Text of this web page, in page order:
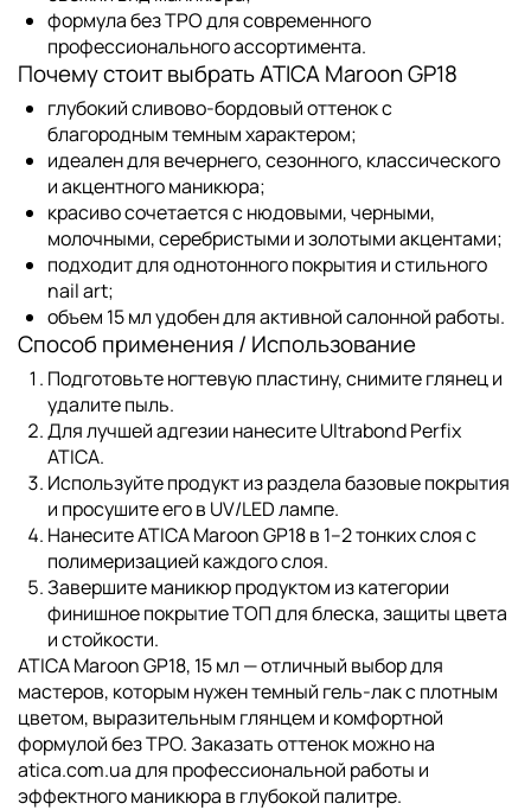
формула без TPO для современного
профессионального ассортимента.
Почему стоит выбрать ATICA Maroon GP18
глубокий сливово-бордовый оттенок с
благородным темным характером;
идеален для вечернего, сезонного, классического
и акцентного маникюра;
красиво сочетается с нюдовыми, черными,
молочными, серебристыми и золотыми акцентами;
подходит для однотонного покрытия и стильного
nail art;
объем 15 мл удобен для активной салонной работы.
Способ применения / Использование
Подготовьте ногтевую пластину, снимите глянец и
удалите пыль.
Для лучшей адгезии нанеситеUltrabond Perfix
ATICA.
Используйте продукт из разделабазовые покрытия
и просушите его в UV/LED лампе.
Нанесите ATICA Maroon GP18 в 1–2 тонких слоя с
полимеризацией каждого слоя.
Завершите маникюр продуктом из категории
финишное покрытие ТОПдля блеска, защиты цвета
и стойкости.
ATICA Maroon GP18, 15 мл — отличный выбор для
мастеров, которым нужен темный гель-лак с плотным
цветом, выразительным глянцем и комфортной
формулой без TPO. Заказать оттенок можно на
atica.com.ua для профессиональной работы и
эффектного маникюра в глубокой палитре.